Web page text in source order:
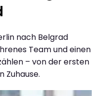
nach Belgrad
Team und einen
– von der ersten
Zuhause.